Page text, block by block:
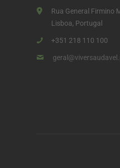
Rua General Firmino
Lisboa, Portugal
+351 218 110 100